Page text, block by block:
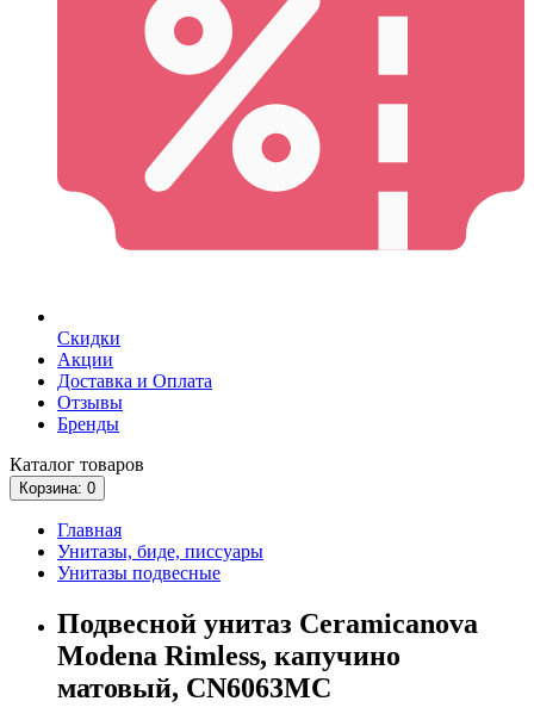
Скидки
Акции
Доставка и Оплата
Отзывы
Бренды
Каталог товаров
Корзина: 0
Главная
Унитазы, биде, писсуары
Унитазы подвесные
Подвесной унитаз Ceramicanova
Modena Rimless, капучино
матовый, CN6063MC